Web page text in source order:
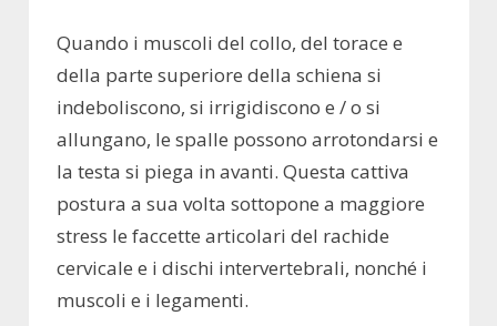
Quando i muscoli del collo, del torace e
della parte superiore della schiena si
indeboliscono, si irrigidiscono e / o si
allungano, le spalle possono arrotondarsi e
la testa si piega in avanti. Questa cattiva
postura a sua volta sottopone a maggiore
stress le faccette articolari del rachide
cervicale e i dischi intervertebrali, nonché i
muscoli e i legamenti.